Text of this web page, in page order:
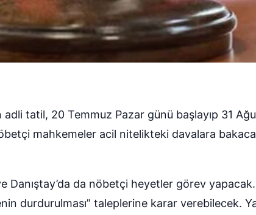
tatil, 20 Temmuz Pazar günü başlayıp 31
mahkemeler acil nitelikteki davalara
Danıştay’da da nöbetçi heyetler görev
durdurulması” taleplerine karar verebilecek.